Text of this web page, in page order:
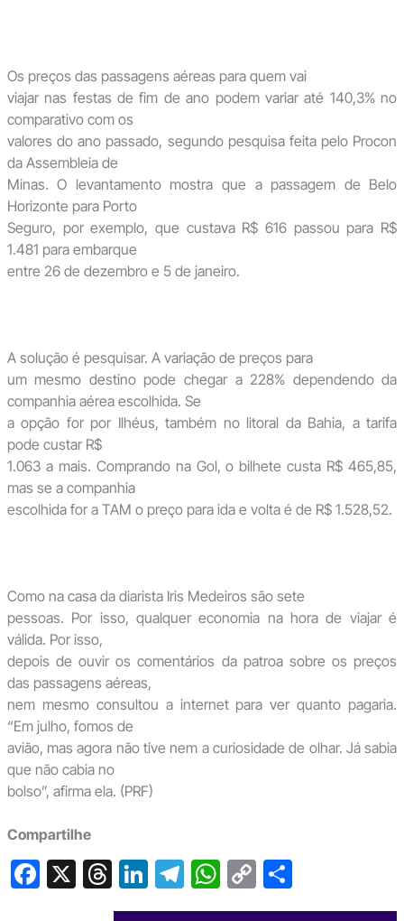
Os preços das passagens aéreas para quem vai
viajar nas festas de fim de ano podem variar até 140,3% no
comparativo com os
valores do ano passado, segundo pesquisa feita pelo Procon
da Assembleia de
Minas. O levantamento mostra que a passagem de Belo
Horizonte para Porto
Seguro, por exemplo, que custava R$ 616 passou para R$
1.481 para embarque
entre 26 de dezembro e 5 de janeiro.
A solução é pesquisar. A variação de preços para
um mesmo destino pode chegar a 228% dependendo da
companhia aérea escolhida. Se
a opção for por Ilhéus, também no litoral da Bahia, a tarifa
pode custar R$
1.063 a mais. Comprando na Gol, o bilhete custa R$ 465,85,
mas se a companhia
escolhida for a TAM o preço para ida e volta é de R$ 1.528,52.
Como na casa da diarista Iris Medeiros são sete
pessoas. Por isso, qualquer economia na hora de viajar é
válida. Por isso,
depois de ouvir os comentários da patroa sobre os preços
das passagens aéreas,
nem mesmo consultou a internet para ver quanto pagaria.
“Em julho, fomos de
avião, mas agora não tive nem a curiosidade de olhar. Já sabia
que não cabia no
bolso”, afirma ela. (PRF)
Compartilhe
F X T
hr
Li
n
T
el
W
h
C
o
S
h